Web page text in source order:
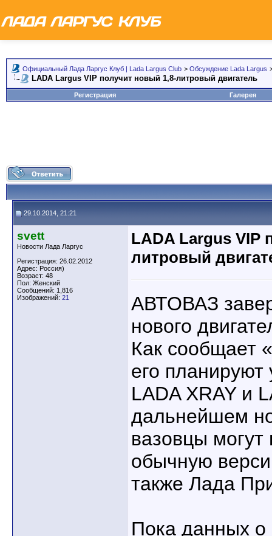
Официальный Лада Ларгус Клуб | Lada Largus Club > Обсуждение Lada Largus
LADA Largus VIP получит новый 1,8-литровый двигатель
Регистрация Галерея
29.10.2014, 21:21
svett
Новости Лада Ларгус
Регистрация: 26.02.2012
Адрес: Россия)
Возраст: 48
Пол: Женский
Сообщений: 1,816
Изображений: 21
LADA Largus VIP
литровый
АВТОВАЗ
нового
Как сообщает
его планируют
LADA XRAY и
дальнейшем
вазовцы могут
обычную
также Лада
Пока данных